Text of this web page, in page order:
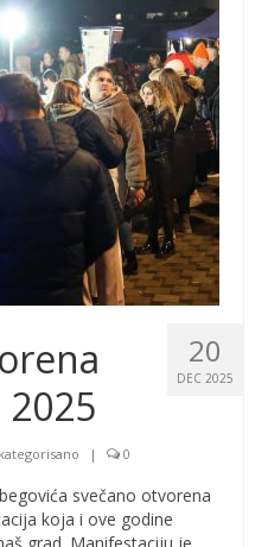
20
DEC 2025
| 0
svečano otvorena
koja i ove godine